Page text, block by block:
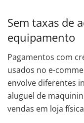
Sem taxas de
equipamento
Pagamentos com
usados no e-
envolve diferentes
aluguel de
vendas em loja